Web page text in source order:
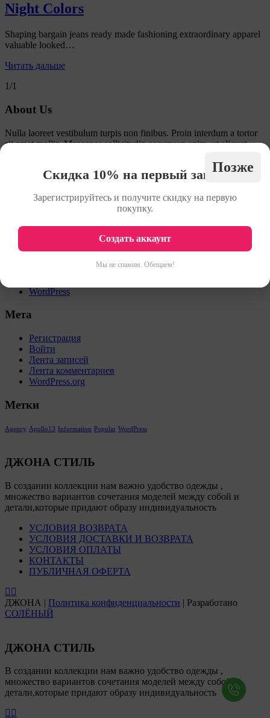
Night Colors
Shaping bargain jeans ready made fashioning extraordinary apparel
valuable looked…
Читать дальше
1/1
About Us
Nulla laoreet vestibulum turpis non finibus. Proin interdum a tortor
sit amet mollis. Maecenas sollicitudin accumsan enim, ut aliquet
WordPress
Мета
Регистрация
Войти
Лента записей
Лента комментариев
WordPress.org
Метки
Agency Apollo13 Information Popular WordPress
ДЖОНА СТИЛЬ
В создании коллекции нам важно удобство одежды ,
множество вариантов сочетания моделей между собой и
детали,которые придают образу индивидуальность
УСЛОВИЯ ВОЗВРАТА
УСЛОВИЯ ДОСТАВКИ И ВОЗВРАТА
УСЛОВИЯ ОПЛАТЫ
КОНТАКТЫ
ПУБЛИЧНАЯ ОФЕРТА
ДЖОНА | Политика конфиденциальности | Разработано
СОЛЁНЫЙ
ДЖОНА СТИЛЬ
В создании коллекции нам важно удобство одежды ,
множество вариантов сочетания моделей между собой и
детали,которые придают образу индивидуальность
Скидка 10% на первый заказ!
Зарегистрируйтесь и получите скидку на первую
покупку.
Создать аккаунт
Позже
Мы не спамим. Обещаем!